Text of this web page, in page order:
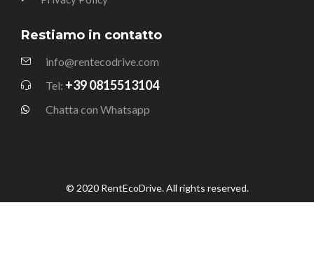
Restiamo in contatto
info@rentecodrive.com
Tel: +39 0815513104
Chatta con Whatsapp
© 2020 RentEcoDrive. All rights reserved.